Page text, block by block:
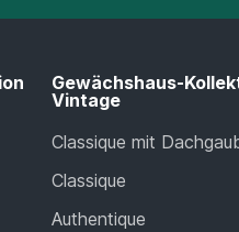
Gewächshaus-
Vintage
Classique mit
Classique
Authentique